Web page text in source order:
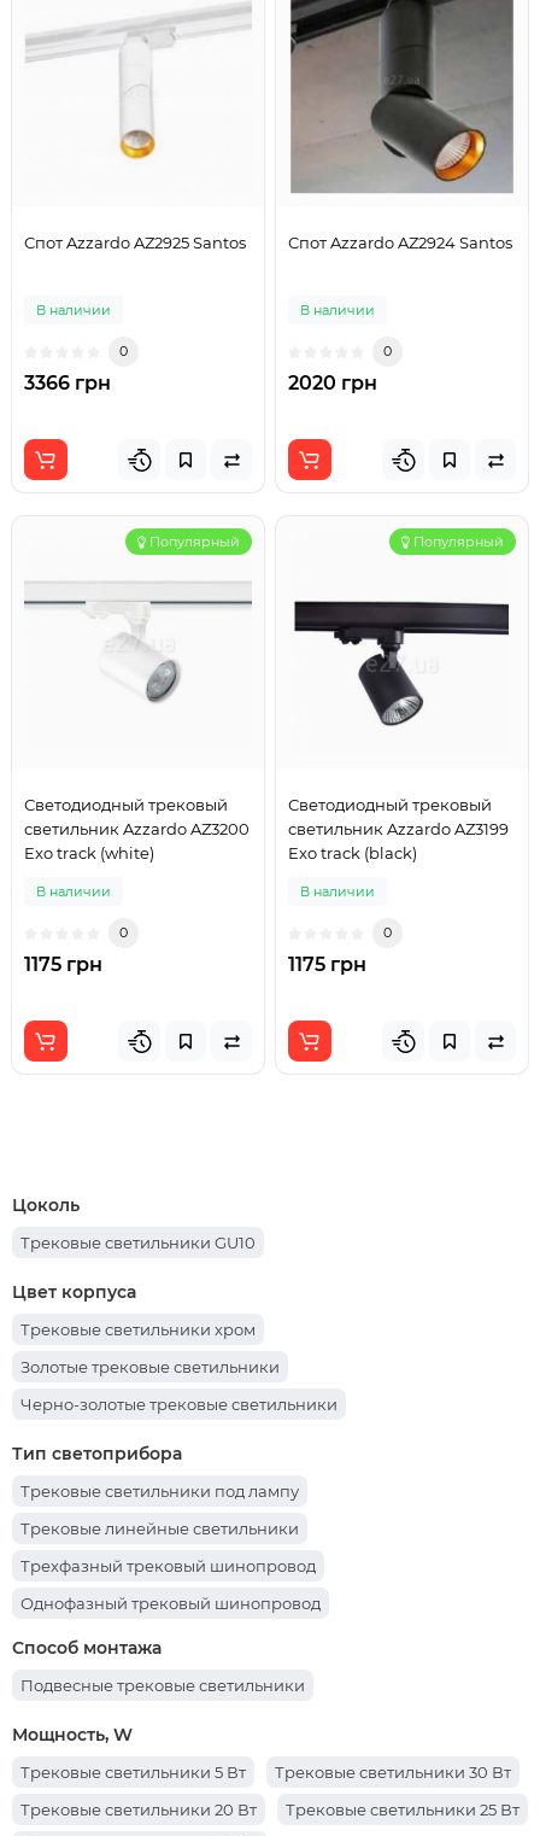
Спот Azzardo AZ2925 Santos
В наличии
0
3366 грн
Спот Azzardo AZ2924 Santos
В наличии
0
2020 грн
Популярный
Светодиодный трековый
светильник Azzardo AZ3200
Exo track (white)
В наличии
0
1175 грн
Популярный
Светодиодный трековый
светильник Azzardo AZ3199
Exo track (black)
В наличии
0
1175 грн
Цоколь
Трековые светильники GU10
Цвет корпуса
Трековые светильники хром
Золотые трековые светильники
Черно-золотые трековые светильники
Тип светоприбора
Трековые светильники под лампу
Трековые линейные светильники
Трехфазный трековый шинопровод
Однофазный трековый шинопровод
Трековый шинопровод 3 м
Трехфазные трековые светильники
Способ монтажа
Подвесные трековые светильники
Мощность, W
Трековые светильники 5 Вт
Трековые светильники 30 Вт
Трековые светильники 20 Вт
Трековые светильники 25 Вт